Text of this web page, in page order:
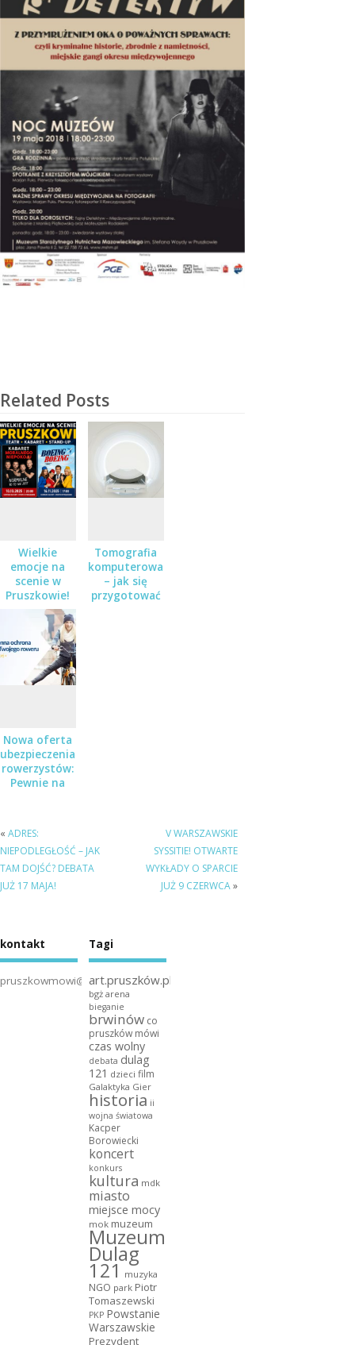
Related Posts
Wielkie
emocje na
scenie w
Pruszkowie!
Teatr,
kabaret i
stand-up – a
do wygrania
podwójne
zaproszenia!
Tomografia
komputerowa
– jak się
przygotować
Nowa oferta
ubezpieczenia
rowerzystów:
Pewnie na
« ADRES:
NIEPODLEGŁOŚĆ – JAK
TAM DOJŚĆ? DEBATA
JUŻ 17 MAJA!
V WARSZAWSKIE
SYSSITIE! OTWARTE
WYKŁADY O SPARCIE
JUŻ 9 CZERWCA»
kontakt
pruszkowmowi@gmail.com
Tagi
art.pruszków.pl
bgż arena
bieganie
brwinów co
pruszków mówi
czas wolny
debata dulag
121 dzieci film
Galaktyka Gier
historia ii
wojna światowa
Kacper
Borowiecki
koncert
konkurs
kultura mdk
miasto
miejsce mocy
mok muzeum
Muzeum
Dulag
121 muzyka
NGO park Piotr
Tomaszewski
PKP Powstanie
Warszawskie
Prezydent